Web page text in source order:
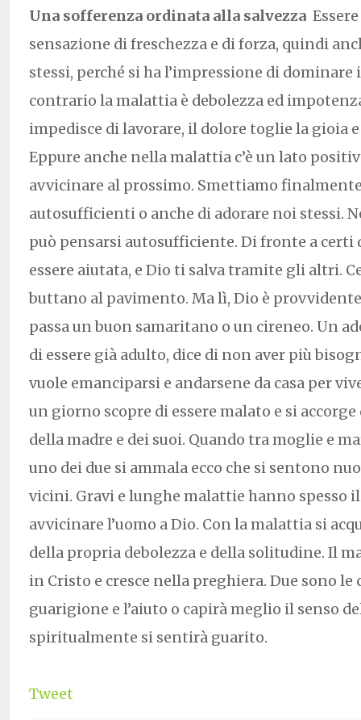
Una sofferenza ordinata alla salvezza
sensazione di freschezza e di forza, quindi
stessi, perché si ha l’impressione di dominare
contrario la malattia è debolezza ed
impedisce di lavorare, il dolore toglie la gioia
Eppure anche nella malattia c’è un lato
avvicinare al prossimo. Smettiamo
autosufficienti o anche di adorare noi stessi.
può pensarsi autosufficiente. Di fronte a certi
essere aiutata, e Dio ti salva tramite gli altri.
buttano al pavimento. Ma lì, Dio è
passa un buon samaritano o un cireneo. Un
di essere già adulto, dice di non aver più
vuole emanciparsi e andarsene da casa per
un giorno scopre di essere malato e si
della madre e dei suoi. Quando tra moglie e
uno dei due si ammala ecco che si sentono
vicini. Gravi e lunghe malattie hanno spesso
avvicinare l’uomo a Dio. Con la malattia si
della propria debolezza e della solitudine. Il
in Cristo e cresce nella preghiera. Due sono le
guarigione e l’aiuto o capirà meglio il senso
spiritualmente si sentirà guarito.
Tweet